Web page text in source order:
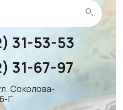
31-53-53
31-67-97
Соколова-
Г